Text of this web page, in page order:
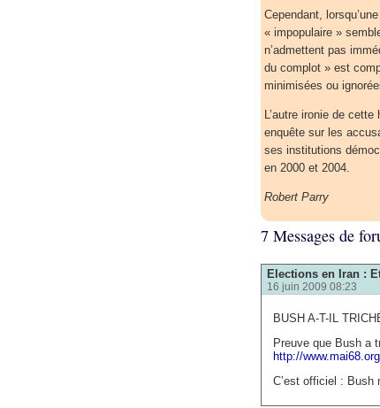
Cependant,
« impopulaire »
n’admettent pas
du complot » est
minimisées ou
L’autre ironie de
enquête sur les
ses institutions
en 2000 et 2004.
Robert Parry
7 Messages de
Elections en Iran :
16 juin 2009 08:23
BUSH A-T-IL
Preuve que Bush a
http://
C’est officiel : Bush